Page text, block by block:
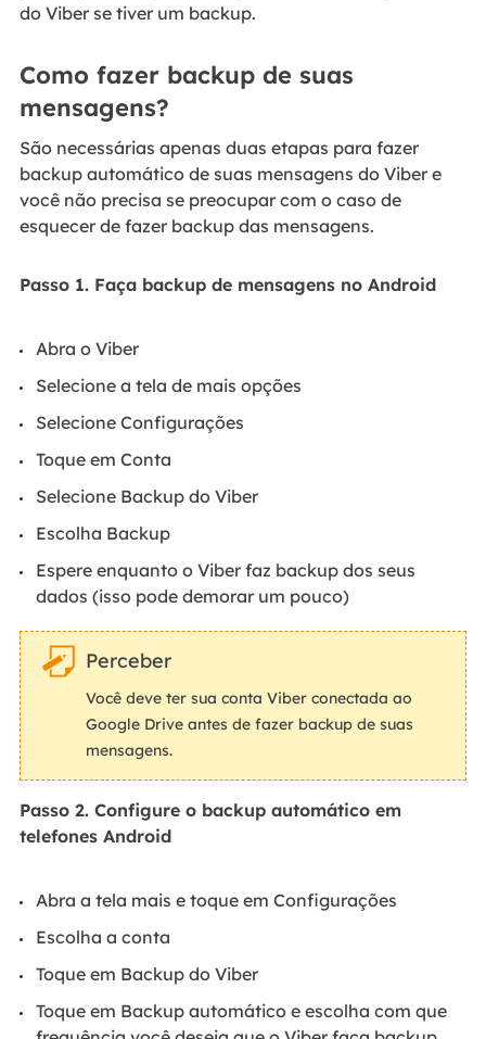
do Viber se tiver um backup.
Como fazer backup de suas
mensagens?
São necessárias apenas duas etapas para fazer
backup automático de suas mensagens do Viber e
você não precisa se preocupar com o caso de
esquecer de fazer backup das mensagens.
Passo 1. Faça backup de mensagens no Android
Abra o Viber
Selecione a tela de mais opções
Selecione Configurações
Toque em Conta
Selecione Backup do Viber
Escolha Backup
Espere enquanto o Viber faz backup dos seus
dados (isso pode demorar um pouco)
Perceber
Você deve ter sua conta Viber conectada ao
Google Drive antes de fazer backup de suas
mensagens.
Passo 2. Configure o backup automático em
telefones Android
Abra a tela mais e toque em Configurações
Escolha a conta
Toque em Backup do Viber
Toque em Backup automático e escolha com que